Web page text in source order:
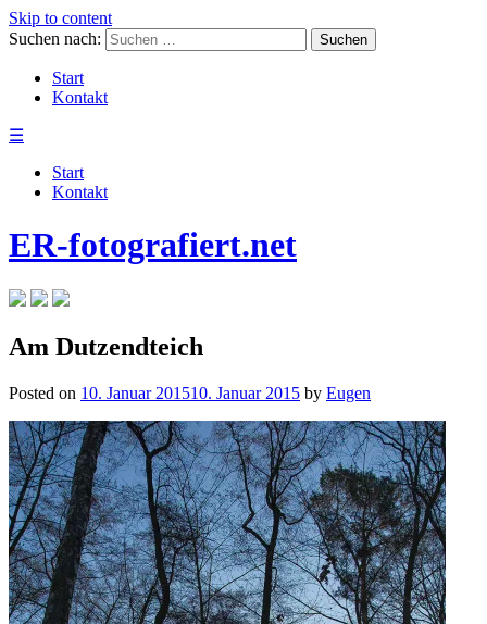
Skip to content
Suchen nach:
Start
Kontakt
☰
Start
Kontakt
ER-fotografiert.net
Am Dutzendteich
Posted on 10. Januar 201510. Januar 2015 by Eugen